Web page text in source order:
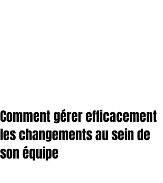
Comment gérer efficacement
les changements au sein de
son équipe